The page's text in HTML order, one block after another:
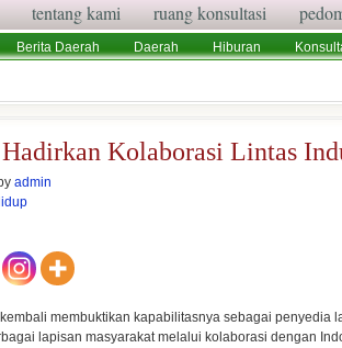
tentang kami ruang konsultasi
Berita Daerah Daerah Hiburan
Kolaborasi Lintas
admin
membuktikan kapabilitasnya sebagai penyedia
lapisan masyarakat melalui kolaborasi dengan